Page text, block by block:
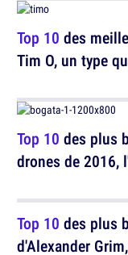
Top 10 des
Tim O, un type
Top 10 des plus
drones de 2016,
Top 10 des plus
d'Alexander